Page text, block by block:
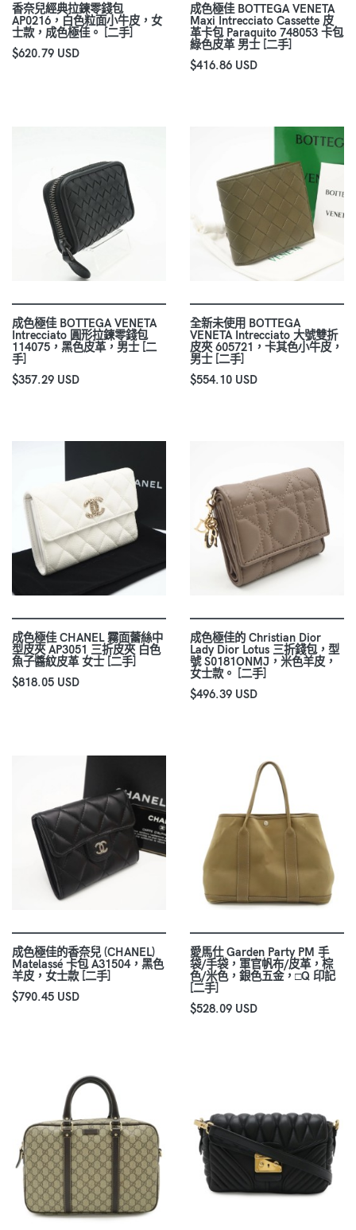
香奈兒經典拉鍊零錢包
AP0216，白色粒面小牛皮，女
士款，成色極佳。 [二手]
$620.79 USD
成色極佳 BOTTEGA VENETA
Maxi Intrecciato Cassette 皮
革卡包 Paraquito 748053 卡包
綠色皮革 男士 [二手]
$416.86 USD
成色極佳 BOTTEGA VENETA
Intrecciato 圓形拉鍊零錢包
114075，黑色皮革，男士 [二
手]
$357.29 USD
全新未使用 BOTTEGA
VENETA Intrecciato 大號雙折
皮夾 605721，卡其色小牛皮，
男士 [二手]
$554.10 USD
成色極佳 CHANEL 霧面蕾絲中
型皮夾 AP3051 三折皮夾 白色
魚子醬紋皮革 女士 [二手]
$818.05 USD
成色極佳的 Christian Dior
Lady Dior Lotus 三折錢包，型
號 S0181ONMJ，米色羊皮，
女士款。 [二手]
$496.39 USD
成色極佳的香奈兒 (CHANEL)
Matelassé 卡包 A31504，黑色
羊皮，女士款 [二手]
$790.45 USD
愛馬仕 Garden Party PM 手
袋/手袋，軍官帆布/皮革，棕
色/米色，銀色五金，□Q 印記
[二手]
$528.09 USD